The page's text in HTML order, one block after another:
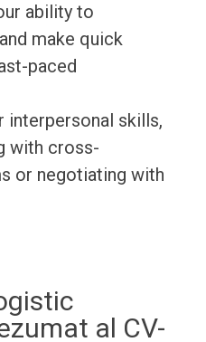
ability to
make quick
paced
interpersonal skills,
with cross-
or negotiating with
al CV-